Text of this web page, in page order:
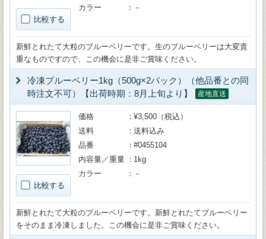
比較する
カラー
－
新鮮とれたて大粒のブルーベリーです。生のブルーベリーは大変貴
重なものですので、この機会に是非ご賞味ください。
冷凍ブルーベリー1kg（500g×2パック）（他品番との同
時注文不可）【出荷時期：8月上旬より】
産地直送
比較する
価格
¥3,500（税込）
送料
送料込み
品番
#0455104
内容量／重量
1kg
カラー
－
新鮮とれたて大粒のブルーベリーです。新鮮とれたてブルーベリー
をそのまま冷凍しました。この機会に是非ご賞味ください。